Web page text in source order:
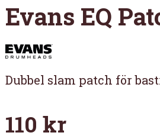
Evans EQ
Dubbel slam patch för
110 kr